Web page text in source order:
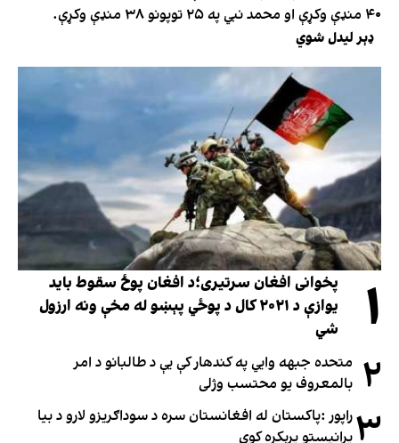
۴۰ منډې وکړې او محمد نبي په ۲۵ توپونو ۳۸ منډې وکړې.
ډېر لیدل شوي
۱
پخوانی افغان سرتیری؛د افغان پوځ سقوط باید
یوازې د ۲۰۲۱ کال د پوځي پېښو له مخې ونه ارزول
شي
۲ متحده جبهه وايي په کندهار کې یې د طالبانو د امر
بالمعروف یو محتسب وژلی
۳راپور :پاکستان له افغانستان سره د سوداګریزو لارو د بیا
پرانیستو پرېکړه کوي